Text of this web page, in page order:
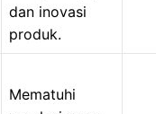
dan inovasi
produk.
Mematuhi